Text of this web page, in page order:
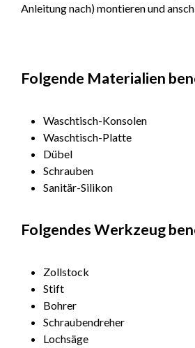
Anleitung nach) montieren und
Folgende Materialien
Waschtisch-Konsolen
Waschtisch-Platte
Dübel
Schrauben
Sanitär-Silikon
Folgendes Werkzeug
Zollstock
Stift
Bohrer
Schraubendreher
Lochsäge